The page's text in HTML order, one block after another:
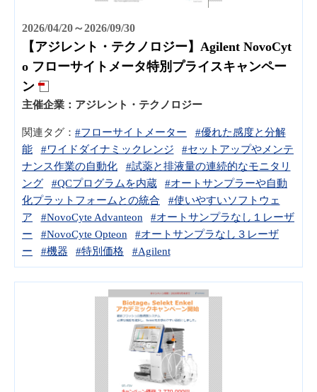
2026/04/20～2026/09/30
【アジレント・テクノロジー】Agilent NovoCyt
o フローサイトメータ特別プライスキャンペー
ン
主催企業： アジレント・テクノロジー
関連タグ： #フローサイトメーター
#優れた感度と分解
能
#ワイドダイナミックレンジ
#セットアップやメンテ
ナンス作業の自動化
#試薬と排液量の連続的なモニタリ
ング
#QCプログラムを内蔵
#オートサンプラーや自動
化プラットフォームとの統合
#使いやすいソフトウェ
ア
#NovoCyte Advanteon
#オートサンプラなし１レーザ
ー
#NovoCyte Opteon
#オートサンプラなし３レーザ
ー
#機器 #特別価格 #Agilent